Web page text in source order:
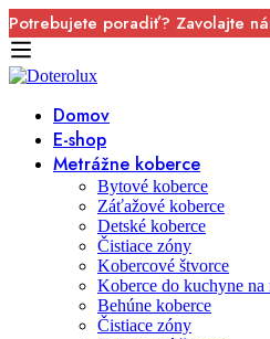
Potrebujete poradiť? Zavolajte
Domov
E-shop
Metrážne koberce
Bytové koberce
Záťažové koberce
Detské koberce
Čistiace zóny
Kobercové štvorce
Koberce do kuchyne na
Behúne koberce
Čistiace zóny